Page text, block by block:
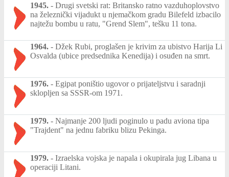
1945. - Drugi svetski rat: Britansko ratno vazduhoplovstvo
na železnički vijadukt u njemačkom gradu Bilefeld izbacilo
najtežu bombu u ratu, "Grend Slem", tešku 11 tona.
1964. - Džek Rubi, proglašen je krivim za ubistvo Harija Li
Osvalda (ubice predsednika Kenedija) i osuđen na smrt.
1976. - Egipat poništio ugovor o prijateljstvu i saradnji
sklopljen sa SSSR-om 1971.
1979. - Najmanje 200 ljudi poginulo u padu aviona tipa
"Trajdent" na jednu fabriku blizu Pekinga.
1979. - Izraelska vojska je napala i okupirala jug Libana u
operaciji Litani.